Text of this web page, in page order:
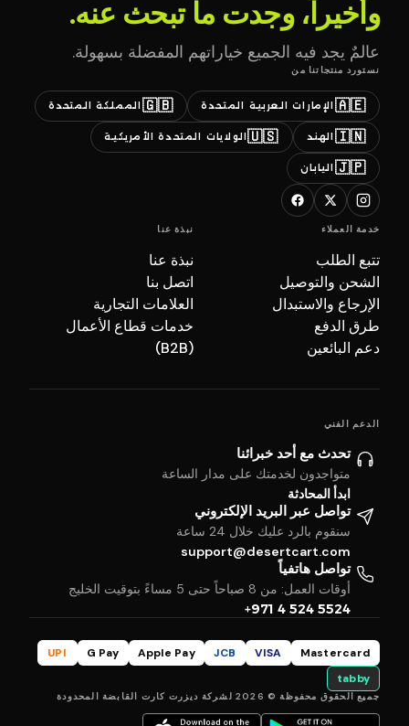
وأخيراً، وجدت ما تبحث عنه.
عالمٌ يجد فيه الجميع خياراتهم المفضلة بسهولة.
نستورد منتجاتنا من
🇦🇪 الإمارات العربية المتحدة 🇬🇧 المملكة المتحدة
🇮🇳 الهند 🇺🇸الولايات المتحدة الأمريكية
🇯🇵 اليابان
خدمة العملاء
تتبع الطلب
الشحن والتوصيل
الإرجاع والاستبدال
طرق الدفع
دعم البائعين
نبذة عنا
نبذة عنا
اتصل بنا
العلامات التجارية
خدمات قطاع الأعمال
(B2B)
الدعم الفني
تحدث مع أحد خبرائنا
متواجدون لخدمتك على مدار الساعة
ابدأ المحادثة
تواصل عبر البريد الإلكتروني
سنقوم بالرد عليك خلال 24 ساعة
support@desertcart.com
تواصل هاتفياً
أوقات العمل: من 8 صباحاً حتى 5 مساءً بتوقيت الخليج
+971 4 524 5524
Mastercard
VISA
JCB
Apple Pay
G Pay
UPI
tabby
جميع الحقوق محفوظة © 2026 لشركة ديزرت كارت القابضة المحدودة